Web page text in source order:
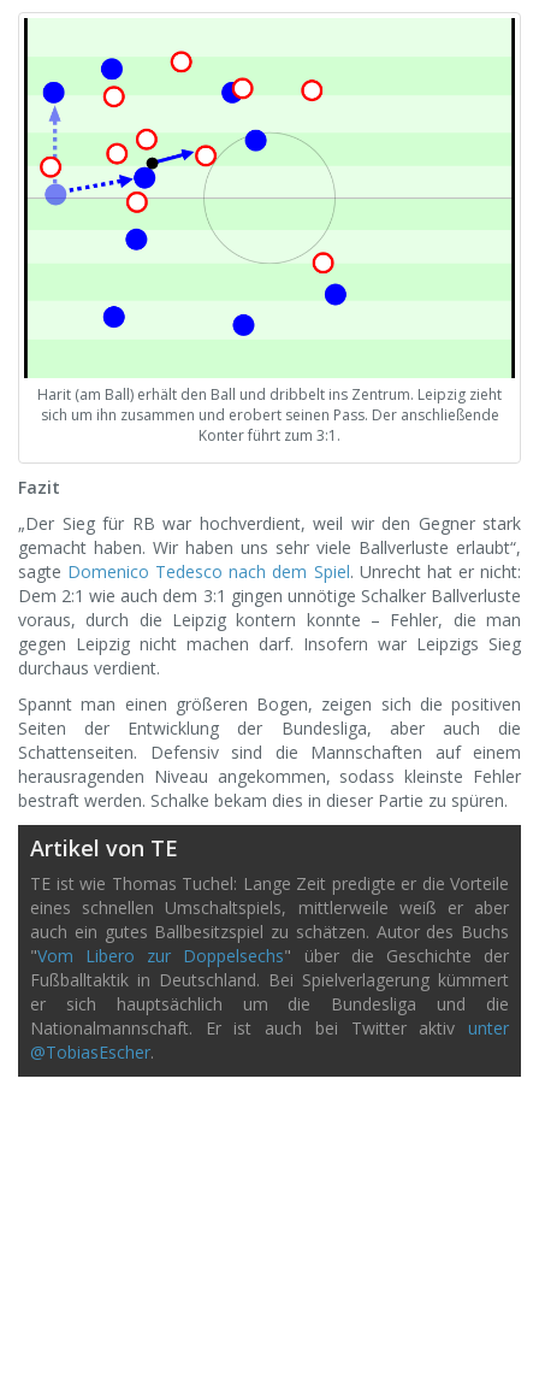
Harit (am Ball) erhält den Ball und dribbelt ins Zentrum. Leipzig zieht
sich um ihn zusammen und erobert seinen Pass. Der anschließende
Konter führt zum 3:1.
Fazit
„Der Sieg für RB war hochverdient, weil wir den Gegner stark
gemacht haben. Wir haben uns sehr viele Ballverluste erlaubt“,
sagte Domenico Tedesco nach dem Spiel. Unrecht hat er nicht:
Dem 2:1 wie auch dem 3:1 gingen unnötige Schalker Ballverluste
voraus, durch die Leipzig kontern konnte – Fehler, die man
gegen Leipzig nicht machen darf. Insofern war Leipzigs Sieg
durchaus verdient.
Spannt man einen größeren Bogen, zeigen sich die positiven
Seiten der Entwicklung der Bundesliga, aber auch die
Schattenseiten. Defensiv sind die Mannschaften auf einem
herausragenden Niveau angekommen, sodass kleinste Fehler
bestraft werden. Schalke bekam dies in dieser Partie zu spüren.
Artikel von TE
TE ist wie Thomas Tuchel: Lange Zeit predigte er die Vorteile
eines schnellen Umschaltspiels, mittlerweile weiß er aber
auch ein gutes Ballbesitzspiel zu schätzen. Autor des Buchs
"Vom Libero zur Doppelsechs" über die Geschichte der
Fußballtaktik in Deutschland. Bei Spielverlagerung kümmert
er sich hauptsächlich um die Bundesliga und die
Nationalmannschaft. Er ist auch bei Twitter aktiv unter
@TobiasEscher.